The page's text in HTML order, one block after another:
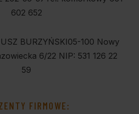
602 652
BURZYŃSKI05-100 Nowy
6/22 NIP: 531 126 22
59
FIRMOWE: